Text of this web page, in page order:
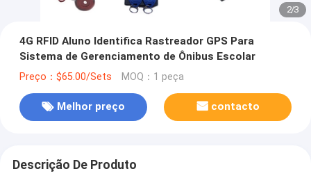
2/3
4G RFID Aluno Identifica Rastreador GPS Para
Sistema de Gerenciamento de Ônibus Escolar
Preço：$65.00/Sets MOQ：1 peça
Melhor preço contacto
Descrição De Produto